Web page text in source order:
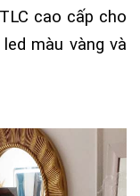
cao cấp cho
màu vàng và